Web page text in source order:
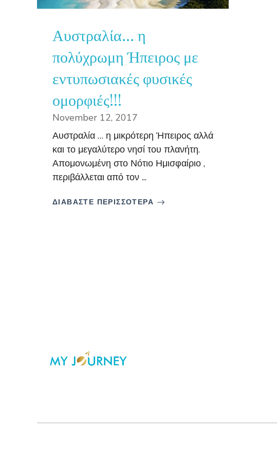
Αυστραλία… η
πολύχρωμη Ήπειρος με
εντυπωσιακές φυσικές
ομορφιές!!!
November 12, 2017
Αυστραλία … η μικρότερη Ήπειρος αλλά
και το μεγαλύτερο νησί του πλανήτη.
Απομονωμένη στο Νότιο Ημισφαίριο ,
περιβάλλεται από τον ...
ΔΙΑΒΑΣΤΕ ΠΕΡΙΣΣΟΤΕΡΑ